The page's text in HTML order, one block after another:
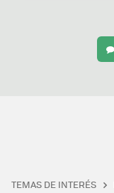
TEMAS DE INTERÉS